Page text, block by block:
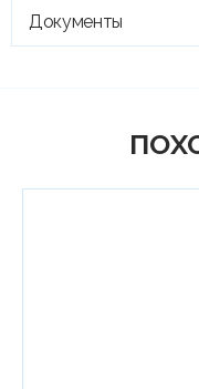
Документы